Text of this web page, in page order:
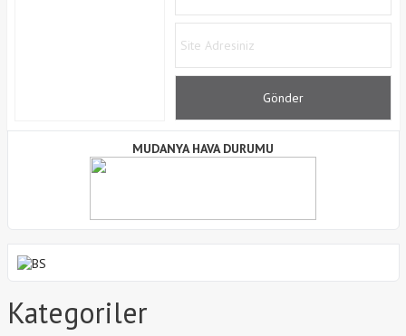
MUDANYA HAVA DURUMU
Kategoriler